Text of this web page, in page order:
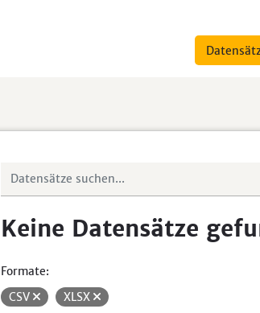
Keine Datensätze
Formate:
CSV
XLSX